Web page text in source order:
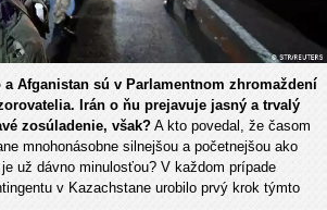
a Afganistan sú v Parlamentnom zhromaždení
Irán o ňu prejavuje jasný a trvalý
zosúladenie, však? A kto povedal, že časom
mnohonásobne silnejšou a početnejšou ako
už dávno minulosťou? V každom prípade
v Kazachstane urobilo prvý krok týmto